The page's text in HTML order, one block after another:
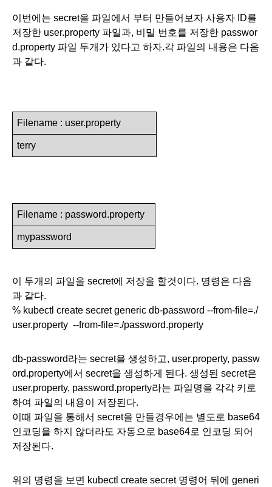
이번에는 secret을 파일에서 부터 만들어보자 사용자 ID를
저장한 user.property 파일과, 비밀 번호를 저장한 passwor
d.property 파일 두개가 있다고 하자.각 파일의 내용은 다음
과 같다.
Filename : user.property
terry
Filename : password.property
mypassword
이 두개의 파일을 secret에 저장을 할것이다. 명령은 다음
과 같다.
% kubectl create secret generic db-password --from-file=./
user.property  --from-file=./password.property
db-password라는 secret을 생성하고, user.property, passw
ord.property에서 secret을 생성하게 된다. 생성된 secret은
user.property, password.property라는 파일명을 각각 키로
하여 파일의 내용이 저장된다.
이때 파일을 통해서 secret을 만들경우에는 별도로 base64
인코딩을 하지 않더라도 자동으로 base64로 인코딩 되어
저장된다.
위의 명령을 보면 kubectl create secret 명령어 뒤에 generi